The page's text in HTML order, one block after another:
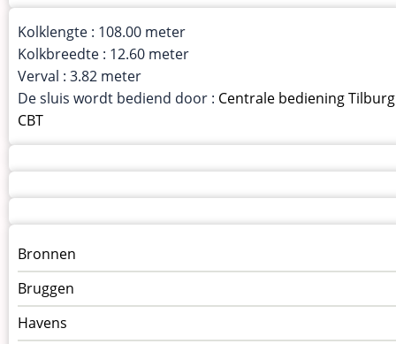
Kolklengte : 108.00 meter
Kolkbreedte : 12.60 meter
Verval : 3.82 meter
De sluis wordt bediend door : Centrale bediening Tilburg
CBT
Menu
kunstwerken
op
kunstwerkpagina
Bronnen
Bruggen
Havens